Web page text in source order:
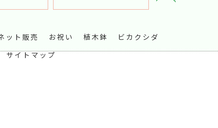
ット販売 お祝い 植木鉢 ビカクシダ
サイトマップ